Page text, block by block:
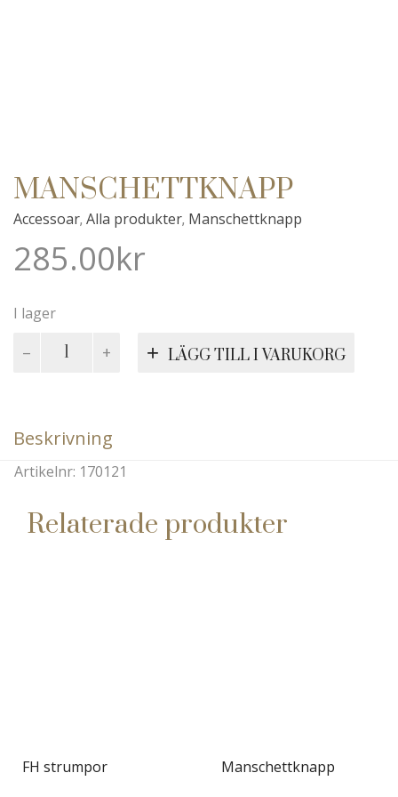
MANSCHETTKNAPP
Accessoar, Alla produkter, Manschettknapp
285.00kr
I lager
Manschettknapp
LÄGG TILL I VARUKORG
Beskrivning
Artikelnr: 170121
Relaterade produkter
FH strumpor
Manschettknapp